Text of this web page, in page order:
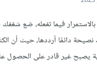
فيما تفعله، ضع
نصيحة دائمًا أرددها، حيث أن
يصبح غير قادر على الحصول